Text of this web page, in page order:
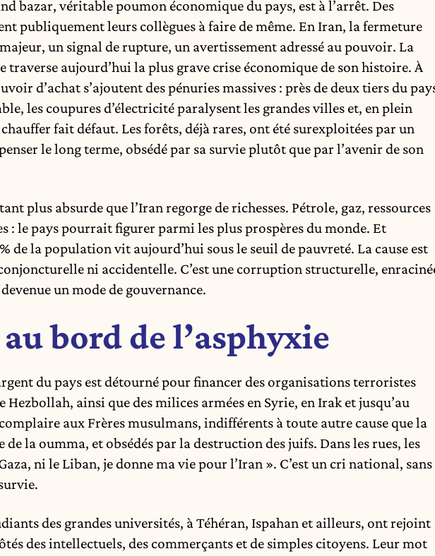
bazar, véritable poumon économique du pays, est à l’arrêt. Des
publiquement leurs collègues à faire de même. En Iran, la fermeture
un signal de rupture, un avertissement adressé au pouvoir. La
traverse aujourd’hui la plus grave crise économique de son histoire. À
d’achat s’ajoutent des pénuries massives : près de deux tiers du
les coupures d’électricité paralysent les grandes villes et, en plein
fait défaut. Les forêts, déjà rares, ont été surexploitées par un
le long terme, obsédé par sa survie plutôt que par l’avenir de son
plus absurde que l’Iran regorge de richesses. Pétrole, gaz, ressources
: le pays pourrait figurer parmi les plus prospères du monde. Et
de la population vit aujourd’hui sous le seuil de pauvreté. La cause est
ni accidentelle. C’est une corruption structurelle,
un mode de gouvernance.
bord de l’asphyxie
du pays est détourné pour financer des organisations terroristes
Hezbollah, ainsi que des milices armées en Syrie, en Irak et jusqu’au
aux Frères musulmans, indifférents à toute autre cause que la
la oumma, et obsédés par la destruction des juifs. Dans les rues, les
ni le Liban, je donne ma vie pour l’Iran ». C’est un cri national, sans
des grandes universités, à Téhéran, Ispahan et ailleurs, ont rejoint
des intellectuels, des commerçants et de simples citoyens. Leur mot